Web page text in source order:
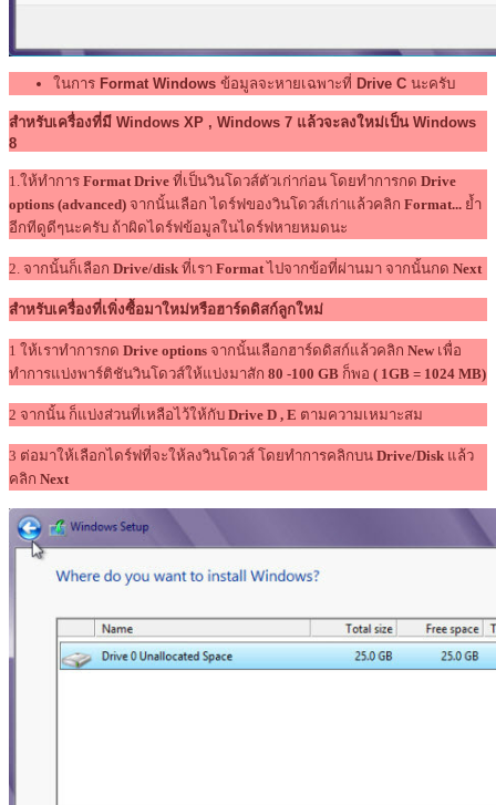
ในการ Format Windows ข้อมูลจะหายเฉพาะที่ Drive C นะครับ
สำหรับเครื่องที่มี Windows XP , Windows 7 แล้วจะลงใหม่เป็น Windows
8
1.ให้ทำการ Format Drive ที่เป็นวินโดวส์ตัวเก่าก่อน โดยทำการกด Drive
options (advanced) จากนั้นเลือก ไดร์ฟของวินโดวส์เก่าแล้วคลิก Format... ย้ำ
อีกทีดูดีๆนะครับ ถ้าผิดไดร์ฟข้อมูลในไดร์ฟหายหมดนะ
2. จากนั้นก็เลือก Drive/disk ที่เรา Formatไปจากข้อที่ผ่านมา จากนั้นกด Next
สำหรับเครื่องที่เพิ่งซื้อมาใหม่หรือฮาร์ดดิสก์ลูกใหม่
1 ให้เราทำการกด Drive options จากนั้นเลือกฮาร์ดดิสก์แล้วคลิก New เพื่อ
ทำการแบ่งพาร์ติชันวินโดวส์ให้แบ่งมาสัก 80 -100 GB ก็พอ ( 1GB = 1024 MB)
2 จากนั้น ก็แบ่งส่วนที่เหลือไว้ให้กับ Drive D , E ตามความเหมาะสม
3 ต่อมาให้เลือกไดร์ฟที่จะให้ลงวินโดวส์ โดยทำการคลิกบน Drive/Disk แล้ว
คลิก Next